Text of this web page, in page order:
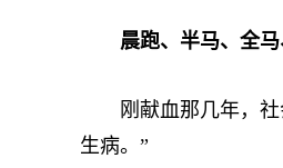
晨跑、半马、全
刚献血那几年，社会
生病。”